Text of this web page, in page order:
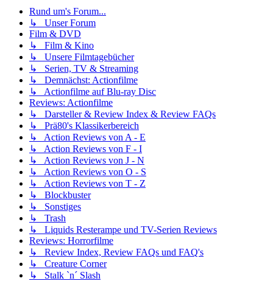
Rund um's Forum...
↳ Unser Forum
Film & DVD
↳ Film & Kino
↳ Unsere Filmtagebücher
↳ Serien, TV & Streaming
↳ Demnächst: Actionfilme
↳ Actionfilme auf Blu-ray Disc
Reviews: Actionfilme
↳ Darsteller & Review Index & Review FAQs
↳ Prä80's Klassikerbereich
↳ Action Reviews von A - E
↳ Action Reviews von F - I
↳ Action Reviews von J - N
↳ Action Reviews von O - S
↳ Action Reviews von T - Z
↳ Blockbuster
↳ Sonstiges
↳ Trash
↳ Liquids Resterampe und TV-Serien Reviews
Reviews: Horrorfilme
↳ Review Index, Review FAQs und FAQ's
↳ Creature Corner
↳ Stalk `n´ Slash